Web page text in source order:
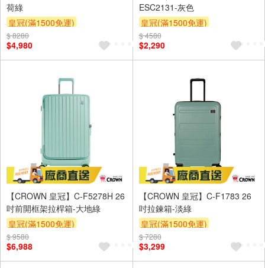
荷綠
皇冠(滿1500免運)
$ 8280
$4,980
ESC2131-灰色
皇冠(滿1500免運)
$ 4580
$2,290
【CROWN 皇冠】C-F5278H 26
吋前開框架拉桿箱-大地綠
皇冠(滿1500免運)
$ 9580
$6,988
【CROWN 皇冠】C-F1783 26
吋拉鍊箱-淡綠
皇冠(滿1500免運)
$ 7280
$3,299